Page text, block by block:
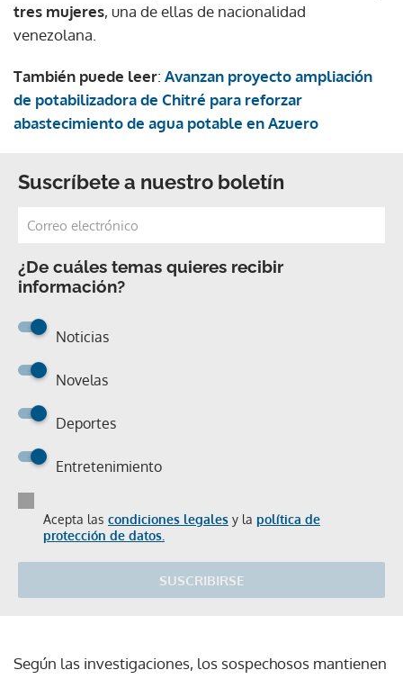
tres mujeres, una de ellas de nacionalidad
venezolana.
También puede leer: Avanzan proyecto ampliación
de potabilizadora de Chitré para reforzar
abastecimiento de agua potable en Azuero
Suscríbete a nuestro boletín
¿De cuáles temas quieres recibir
información?
Noticias
Novelas
Deportes
Entretenimiento
Acepta las condiciones legales y la política de
protección de datos.
SUSCRIBIRSE
Según las investigaciones, los sospechosos mantienen